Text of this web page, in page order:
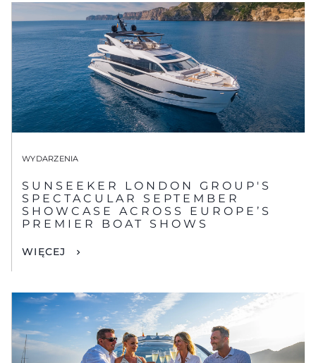
WYDARZENIA
SUNSEEKER LONDON GROUP'S
SPECTACULAR SEPTEMBER
SHOWCASE ACROSS EUROPE’S
PREMIER BOAT SHOWS
WIĘCEJ